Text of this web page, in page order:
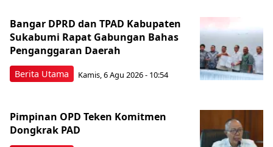
Berita Utama
Bangar DPRD dan TPAD Kabupaten
Sukabumi Rapat Gabungan Bahas
Penganggaran Daerah
Kamis, 6 Agu 2026 - 10:54
Pimpinan OPD Teken Komitmen
Dongkrak PAD